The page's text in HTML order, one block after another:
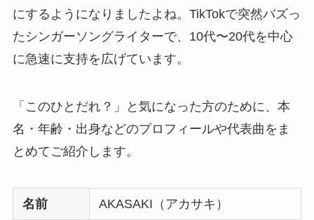
にするようになりましたよね。TikTokで突然バズっ
たシンガーソングライターで、10代〜20代を中心
に急速に支持を広げています。
「このひとだれ？」と気になった方のために、本
名・年齢・出身などのプロフィールや代表曲をま
とめてご紹介します。
名前 AKASAKI（アカサキ）